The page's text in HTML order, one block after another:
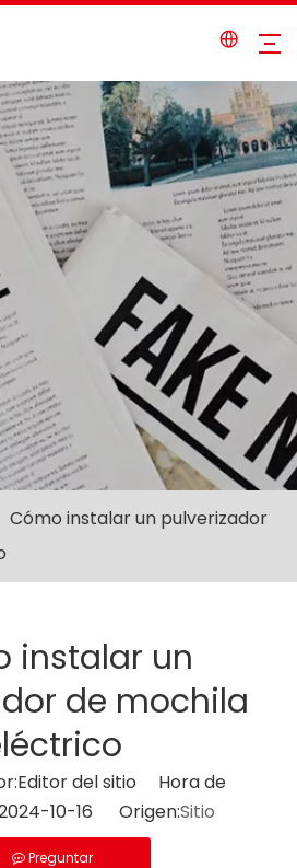
Cómo instalar un pulverizador
instalar un
de mochila
del sitio Hora de
10-16 Origen:Sitio
Preguntar